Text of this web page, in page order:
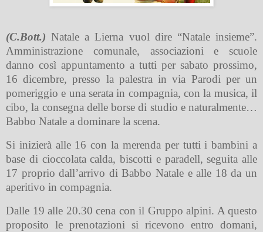
(C.Bott.) Natale a Lierna vuol dire “Natale insieme”.
Amministrazione comunale, associazioni e scuole
danno così appuntamento a tutti per sabato prossimo,
16 dicembre, presso la palestra in via Parodi per un
pomeriggio e una serata in compagnia, con la musica, il
cibo, la consegna delle borse di studio e naturalmente…
Babbo Natale a dominare la scena.
Si inizierà alle 16 con la merenda per tutti i bambini a
base di cioccolata calda, biscotti e paradell, seguita alle
17 proprio dall’arrivo di Babbo Natale e alle 18 da un
aperitivo in compagnia.
Dalle 19 alle 20.30 cena con il Gruppo alpini. A questo
proposito le prenotazioni si ricevono entro domani,